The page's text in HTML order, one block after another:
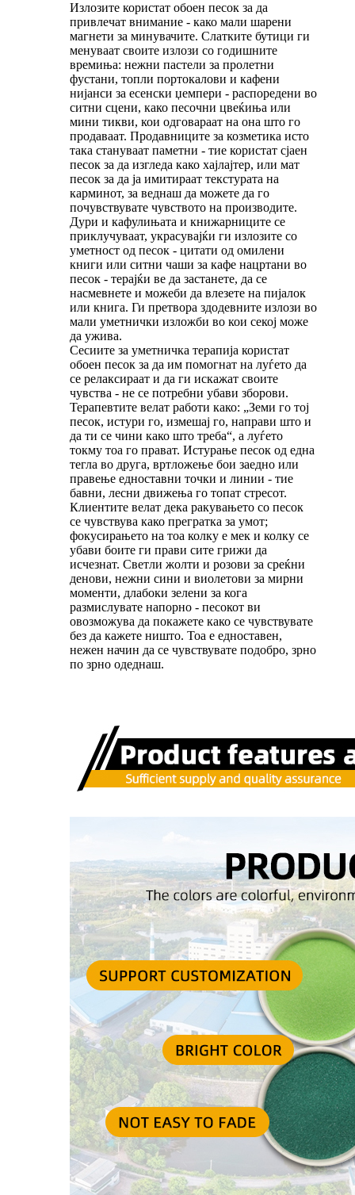
Излозите користат обоен песок за да
привлечат внимание - како мали шарени
магнети за минувачите. Слатките бутици ги
менуваат своите излози со годишните
времиња: нежни пастели за пролетни
фустани, топли портокалови и кафени
нијанси за есенски џемпери - распоредени во
ситни сцени, како песочни цвеќиња или
мини тикви, кои одговараат на она што го
продаваат. Продавниците за козметика исто
така стануваат паметни - тие користат сјаен
песок за да изгледа како хајлајтер, или мат
песок за да ја имитираат текстурата на
карминот, за веднаш да можете да го
почувствувате чувството на производите.
Дури и кафулињата и книжарниците се
приклучуваат, украсувајќи ги излозите со
уметност од песок - цитати од омилени
книги или ситни чаши за кафе нацртани во
песок - терајќи ве да застанете, да се
насмевнете и можеби да влезете на пијалок
или книга. Ги претвора здодевните излози во
мали уметнички изложби во кои секој може
да ужива.
Сесиите за уметничка терапија користат
обоен песок за да им помогнат на луѓето да
се релаксираат и да ги искажат своите
чувства - не се потребни убави зборови.
Терапевтите велат работи како: „Земи го тој
песок, истури го, измешај го, направи што и
да ти се чини како што треба“, а луѓето
токму тоа го прават. Истурање песок од една
тегла во друга, вртложење бои заедно или
правење едноставни точки и линии - тие
бавни, лесни движења го топат стресот.
Клиентите велат дека ракувањето со песок
се чувствува како прегратка за умот;
фокусирањето на тоа колку е мек и колку се
убави боите ги прави сите грижи да
исчезнат. Светли жолти и розови за среќни
денови, нежни сини и виолетови за мирни
моменти, длабоки зелени за кога
размислувате напорно - песокот ви
овозможува да покажете како се чувствувате
без да кажете ништо. Тоа е едноставен,
нежен начин да се чувствувате подобро, зрно
по зрно одеднаш.